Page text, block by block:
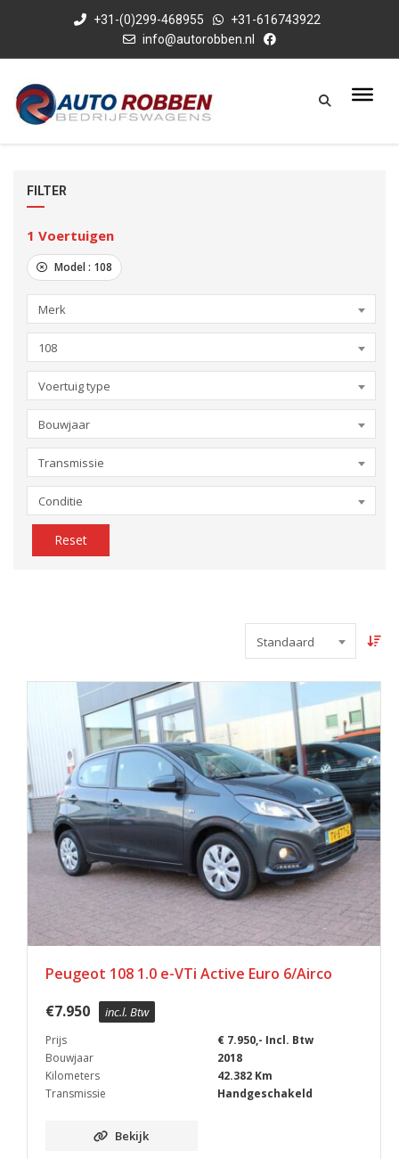
+31-(0)299-468955
+31-616743922
info@autorobben.nl
FILTER
1 Voertuigen
Model : 108
Merk
108
Voertuig type
Bouwjaar
Transmissie
Conditie
Reset
Standaard
Peugeot 108 1.0 e-VTi Active Euro 6/Airco
€7.950 inc.l. Btw
Prijs
€ 7.950,- Incl. Btw
Bouwjaar
2018
Kilometers
42.382 Km
Transmissie
Handgeschakeld
Bekijk